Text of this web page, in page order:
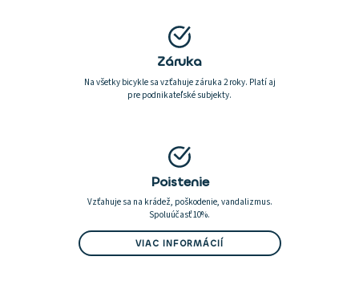
Záruka
Na všetky bicykle sa vzťahuje záruka 2 roky. Platí aj
pre podnikateľské subjekty.
Poistenie
Vzťahuje sa na krádež, poškodenie, vandalizmus.
Spoluúčasť 10%.
VIAC INFORMÁCIÍ